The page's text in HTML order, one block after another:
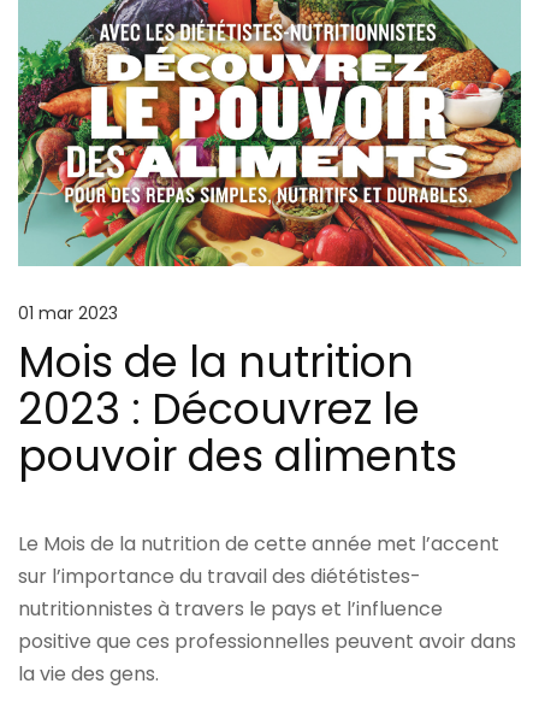
01 mar 2023
Mois de la nutrition
2023 : Découvrez le
pouvoir des aliments
Le Mois de la nutrition de cette année met l’accent
sur l’importance du travail des diététistes-
nutritionnistes à travers le pays et l’influence
positive que ces professionnelles peuvent avoir dans
la vie des gens.